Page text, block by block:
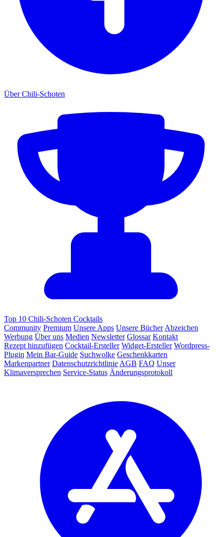
Über Chili-Schoten
Top 10 Chili-Schoten Cocktails
Community Premium Unsere Apps Unsere Bücher Abzeichen
Werbung Über uns Medien Newsletter Glossar Kontakt
Rezept hinzufügen Cocktail-Ersteller Widget-Ersteller Wordpress-
Plugin Mein Bar-Guide Suchwolke Geschenkkarten
Markenpartner Datenschutzrichtlinie AGB FAQ Unser
Klimaversprechen Service-Status Änderungsprotokoll